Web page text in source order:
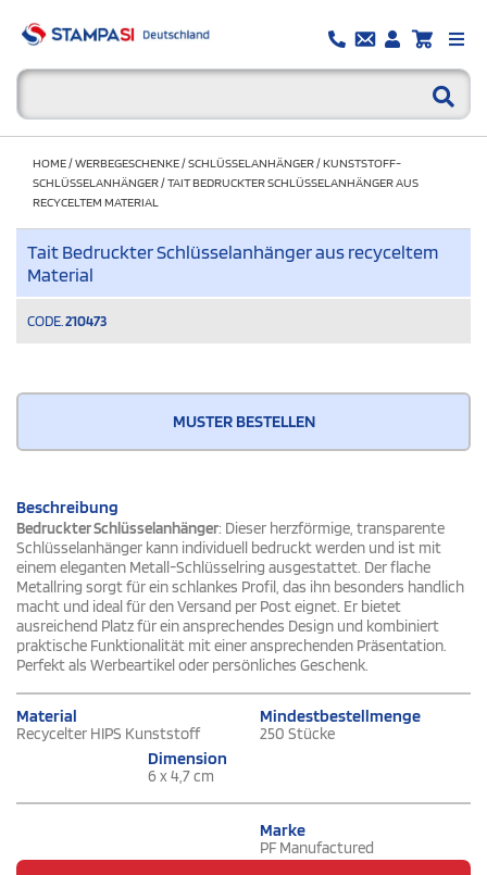
HOME/WERBEGESCHENKE/SCHLÜSSELANHÄNGER/KUNSTSTOFF-
SCHLÜSSELANHÄNGER/TAIT BEDRUCKTER SCHLÜSSELANHÄNGER AUS
RECYCELTEM MATERIAL
Tait Bedruckter Schlüsselanhänger aus recyceltem
Material
CODE. 210473
MUSTER BESTELLEN
Beschreibung
Bedruckter Schlüsselanhänger: Dieser herzförmige, transparente
Schlüsselanhänger kann individuell bedruckt werden und ist mit
einem eleganten Metall-Schlüsselring ausgestattet. Der flache
Metallring sorgt für ein schlankes Profil, das ihn besonders handlich
macht und ideal für den Versand per Post eignet. Er bietet
ausreichend Platz für ein ansprechendes Design und kombiniert
praktische Funktionalität mit einer ansprechenden Präsentation.
Perfekt als Werbeartikel oder persönliches Geschenk.
Material
Recycelter HIPS Kunststoff
Mindestbestellmenge
250 Stücke
Dimension
6 x 4,7 cm
Marke
PF Manufactured